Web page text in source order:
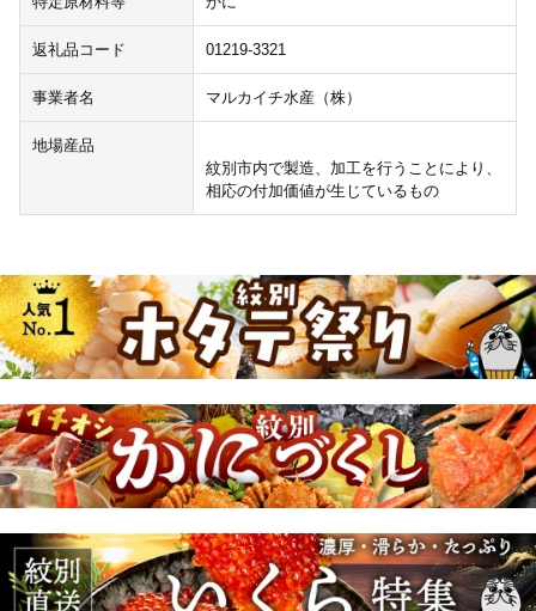
返礼品コード 01219-3321
事業者名 マルカイチ水産（株）
地場産品
紋別市内で製造、加工を行うことにより、
相応の付加価値が生じているもの